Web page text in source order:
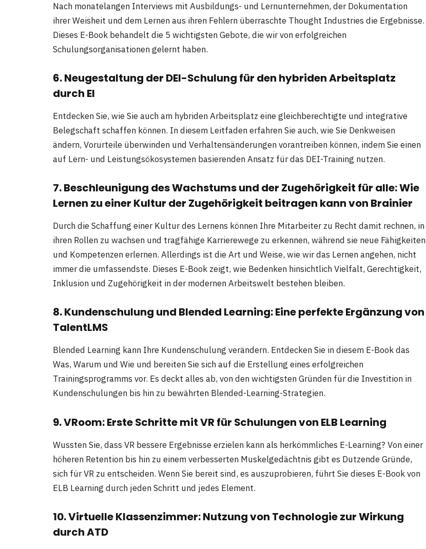
Nach monatelangen Interviews mit Ausbildungs- und Lernunternehmen, der Dokumentation
ihrer Weisheit und dem Lernen aus ihren Fehlern überraschte Thought Industries die Ergebnisse.
Dieses E-Book behandelt die 5 wichtigsten Gebote, die wir von erfolgreichen
Schulungsorganisationen gelernt haben.
6. Neugestaltung der DEI-Schulung für den hybriden Arbeitsplatz
durch EI
Entdecken Sie, wie Sie auch am hybriden Arbeitsplatz eine gleichberechtigte und integrative
Belegschaft schaffen können. In diesem Leitfaden erfahren Sie auch, wie Sie Denkweisen
ändern, Vorurteile überwinden und Verhaltensänderungen vorantreiben können, indem Sie einen
auf Lern- und Leistungsökosystemen basierenden Ansatz für das DEI-Training nutzen.
7. Beschleunigung des Wachstums und der Zugehörigkeit für alle: Wie
Lernen zu einer Kultur der Zugehörigkeit beitragen kann von Brainier
Durch die Schaffung einer Kultur des Lernens können Ihre Mitarbeiter zu Recht damit rechnen, in
ihren Rollen zu wachsen und tragfähige Karrierewege zu erkennen, während sie neue Fähigkeiten
und Kompetenzen erlernen. Allerdings ist die Art und Weise, wie wir das Lernen angehen, nicht
immer die umfassendste. Dieses E-Book zeigt, wie Bedenken hinsichtlich Vielfalt, Gerechtigkeit,
Inklusion und Zugehörigkeit in der modernen Arbeitswelt bestehen bleiben.
8. Kundenschulung und Blended Learning: Eine perfekte Ergänzung von
TalentLMS
Blended Learning kann Ihre Kundenschulung verändern. Entdecken Sie in diesem E-Book das
Was, Warum und Wie und bereiten Sie sich auf die Erstellung eines erfolgreichen
Trainingsprogramms vor. Es deckt alles ab, von den wichtigsten Gründen für die Investition in
Kundenschulungen bis hin zu bewährten Blended-Learning-Strategien.
9. VRoom: Erste Schritte mit VR für Schulungen von ELB Learning
Wussten Sie, dass VR bessere Ergebnisse erzielen kann als herkömmliches E-Learning? Von einer
höheren Retention bis hin zu einem verbesserten Muskelgedächtnis gibt es Dutzende Gründe,
sich für VR zu entscheiden. Wenn Sie bereit sind, es auszuprobieren, führt Sie dieses E-Book von
ELB Learning durch jeden Schritt und jedes Element.
10. Virtuelle Klassenzimmer: Nutzung von Technologie zur Wirkung
durch ATD